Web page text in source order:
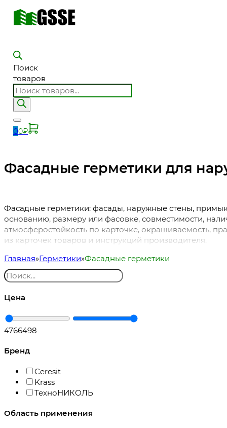
Поиск
товаров
00₽
Фасадные герметики для
Фасадные герметики: фасады, наружные стены,
основанию, размеру или фасовке, совместимости,
атмосферостойкость по карточке, окрашиваемость,
из карточек товаров и инструкций производителя.
Главная Герметики Фасадные герметики
Цена
4766498
Бренд
Ceresit
Krass
ТехноНИКОЛЬ
Область применения